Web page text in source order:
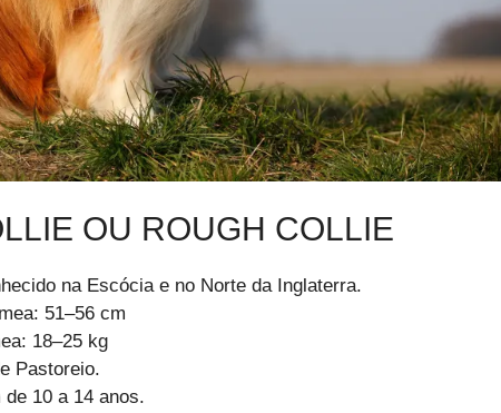
OU ROUGH COLLIE
na Escócia e no Norte da Inglaterra.
51–56 cm
18–25 kg
Pastoreio.
10 a 14 anos.